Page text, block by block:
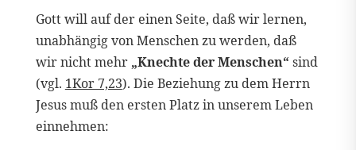
Gott will auf der einen Seite, daß wir lernen,
unabhängig von Menschen zu werden, daß
wir nicht mehr „Knechte der Menschen“ sind
(vgl. 1Kor 7,23). Die Beziehung zu dem Herrn
Jesus muß den ersten Platz in unserem Leben
einnehmen: